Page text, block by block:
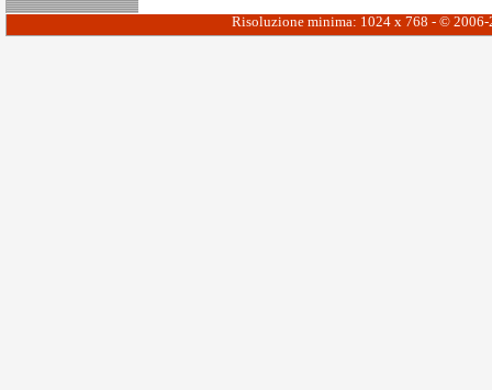
Risoluzione minima: 1024 x 768 - ©